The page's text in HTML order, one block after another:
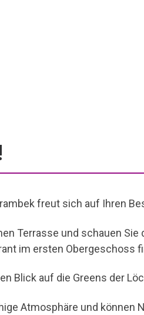
freut sich auf Ihren
Terrasse und schauen
im ersten Obergeschoss
Blick auf die Greens der
Atmosphäre und können